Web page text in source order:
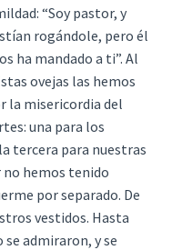
“Soy pastor, y
rogándole, pero él
ha mandado a ti”. Al
ovejas las hemos
la misericordia del
una para los
tercera para nuestras
no hemos tenido
por separado. De
vestidos. Hasta
admiraron, y se